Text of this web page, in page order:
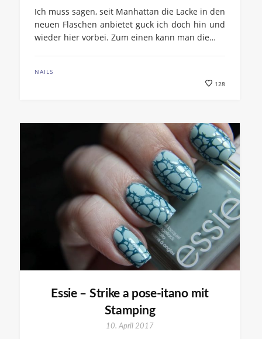
Ich muss sagen, seit Manhattan die Lacke in den
neuen Flaschen anbietet guck ich doch hin und
wieder hier vorbei. Zum einen kann man die…
NAILS
128
Essie – Strike a pose-itano mit
Stamping
10. April 2017